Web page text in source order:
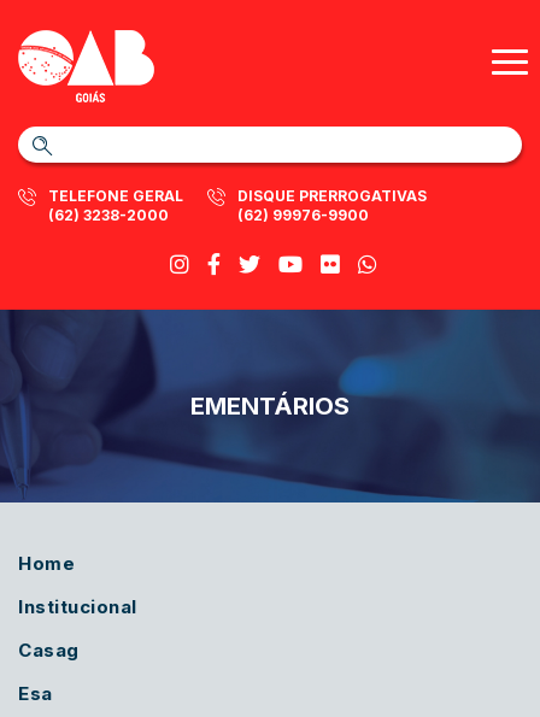
TELEFONE GERAL
(62) 3238-2000
DISQUE PRERROGATIVAS
(62) 99976-9900
EMENTÁRIOS
Home
Institucional
Casag
Esa